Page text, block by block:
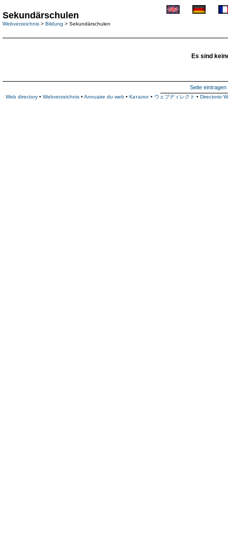
Sekundärschulen
Webverzeichnis > Bildung > Sekundärschulen
Es sind
Seite eintragen
Web directory • Webverzeichnis • Annuaire du web • Каталог • ウェブディレクト • Directorio